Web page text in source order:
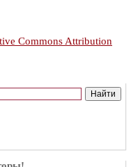
Commons Attribution